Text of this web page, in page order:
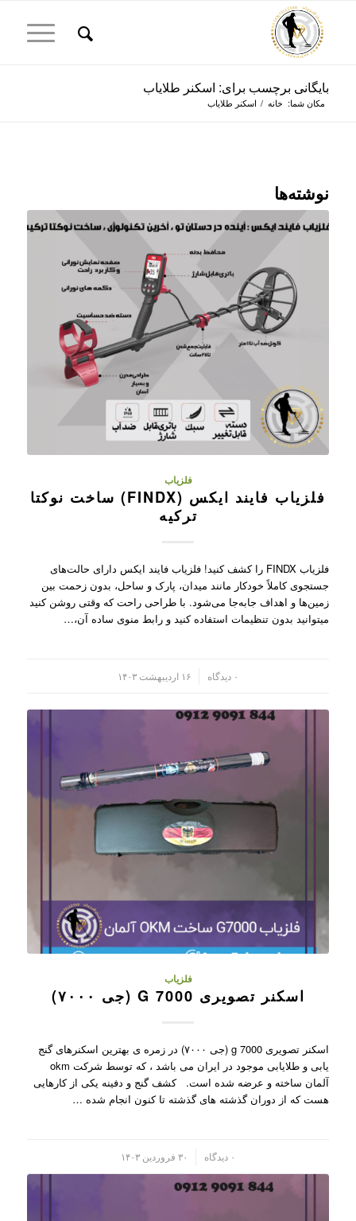
بایگانی برچسب برای: اسکنر طلایاب
مکان شما: خانه / اسکنر طلایاب
نوشته‌ها
فلزیاب
فلزیاب فایند ایکس (FINDX) ساخت نوکتا
ترکیه
فلزیاب FINDX را کشف کنید! فلزیاب فایند ایکس دارای حالت‌های
جستجوی کاملاً خودکار مانند میدان، پارک و ساحل، بدون زحمت بین
زمین‌ها و اهداف جابه‌جا می‌شود. با طراحی راحت که وقتی روشن کنید
میتوانید بدون تنظیمات استفاده کنید و رابط منوی ساده آن،…
۰ دیدگاه ۱۶ اردیبهشت ۱۴۰۳
فلزیاب
اسکنر تصویری G 7000 (جی ۷۰۰۰)
اسکنر تصویری g 7000 (جی ۷۰۰۰) در زمره ی بهترین اسکنرهای گنج
یابی و طلایابی موجود در ایران می باشد ، که توسط شرکت okm
آلمان ساخته و عرضه شده است. کشف گنج و دفینه یکی از کارهایی
هست که از دوران گذشته های گذشته تا کنون انجام شده …
۰ دیدگاه ۳۰ فروردین ۱۴۰۳